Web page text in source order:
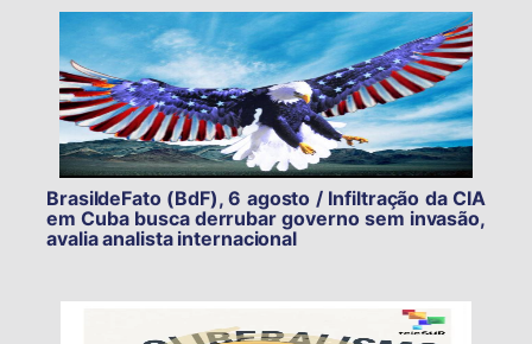
BrasildeFato (BdF), 6 agosto / Infiltração da CIA
em Cuba busca derrubar governo sem invasão,
avalia analista internacional